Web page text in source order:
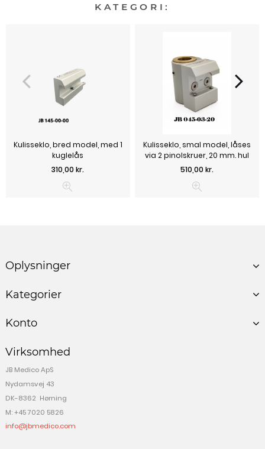
KATEGORI:
Kulisseklo, bred model, med 1
kuglelås
Pris
310,00 kr.
Kulisseklo, smal model, låses
via 2 pinolskruer, 20 mm. hul
Pris
510,00 kr.
Oplysninger
Kategorier
Konto
Virksomhed
JB Medico ApS
Nydamsvej 43
DK-8362 Hørning
M: +45 7020 5826
info@jbmedico.com